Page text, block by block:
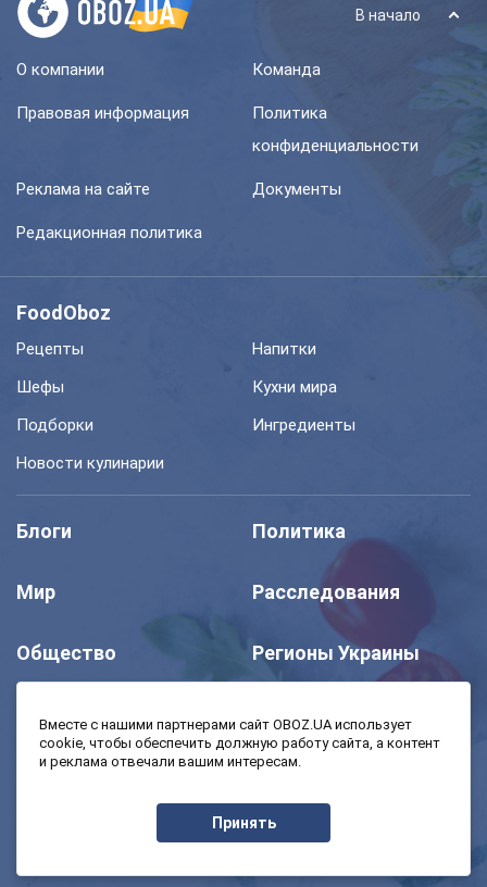
В начало
О компании Команда
Правовая информация
Политика
конфиденциальности
Реклама на сайте Документы
Редакционная политика
FoodOboz
Рецепты
Напитки
Шефы
Кухни мира
Подборки
Ингредиенты
Новости кулинарии
Блоги Политика
Мир Расследования
Общество Регионы Украины
Моя школа Авто
Экономика
Вместе с нашими партнерами сайт OBOZ.UA использует
cookie, чтобы обеспечить должную работу сайта, а контент
и реклама отвечали вашим интересам.
Принять